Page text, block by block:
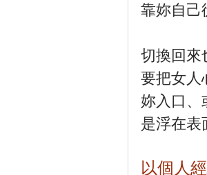
靠妳自己
切換回來
要把女人
妳入口、
是浮在表
以個人